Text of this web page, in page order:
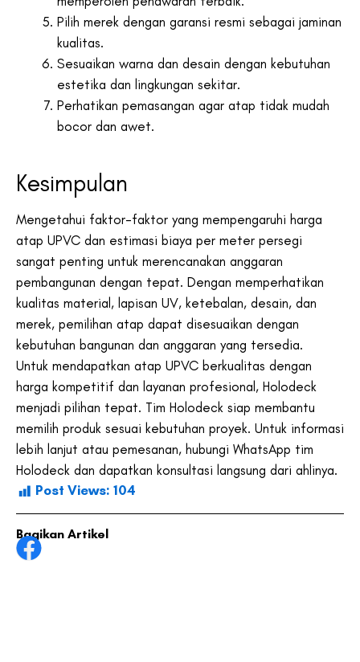
Pilih merek dengan garansi resmi sebagai jaminan
kualitas.
Sesuaikan warna dan desain dengan kebutuhan
estetika dan lingkungan sekitar.
Perhatikan pemasangan agar atap tidak mudah
bocor dan awet.
Kesimpulan
Mengetahui faktor-faktor yang mempengaruhi harga
atap UPVC dan estimasi biaya per meter persegi
sangat penting untuk merencanakan anggaran
pembangunan dengan tepat. Dengan memperhatikan
kualitas material, lapisan UV, ketebalan, desain, dan
merek, pemilihan atap dapat disesuaikan dengan
kebutuhan bangunan dan anggaran yang tersedia.
Untuk mendapatkan atap UPVC berkualitas dengan
harga kompetitif dan layanan profesional, Holodeck
menjadi pilihan tepat. Tim Holodeck siap membantu
memilih produk sesuai kebutuhan proyek. Untuk informasi
lebih lanjut atau pemesanan, hubungi WhatsApp tim
Holodeck dan dapatkan konsultasi langsung dari ahlinya.
Post Views: 104
Bagikan Artikel